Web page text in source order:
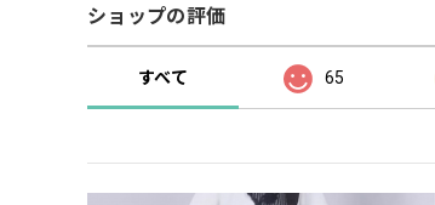
ショップの評価
すべて 65